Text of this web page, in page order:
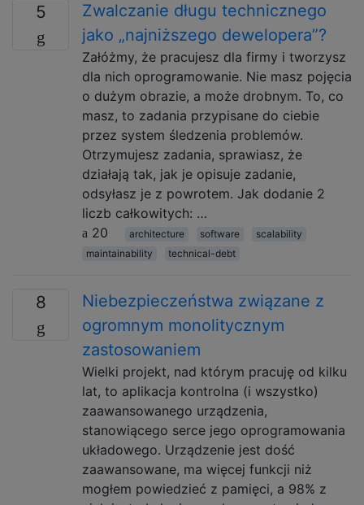
5
Zwalczanie długu technicznego
jako „najniższego dewelopera”?
Załóżmy, że pracujesz dla firmy i tworzysz
dla nich oprogramowanie. Nie masz pojęcia
o dużym obrazie, a może drobnym. To, co
masz, to zadania przypisane do ciebie
przez system śledzenia problemów.
Otrzymujesz zadania, sprawiasz, że
działają tak, jak je opisuje zadanie,
odsyłasz je z powrotem. Jak dodanie 2
liczb całkowitych: …
20
architecture software
scalability
maintainability
technical-debt
8
Niebezpieczeństwa związane z
ogromnym monolitycznym
zastosowaniem
Wielki projekt, nad którym pracuję od kilku
lat, to aplikacja kontrolna (i wszystko)
zaawansowanego urządzenia,
stanowiącego serce jego oprogramowania
układowego. Urządzenie jest dość
zaawansowane, ma więcej funkcji niż
mogłem powiedzieć z pamięci, a 98% z